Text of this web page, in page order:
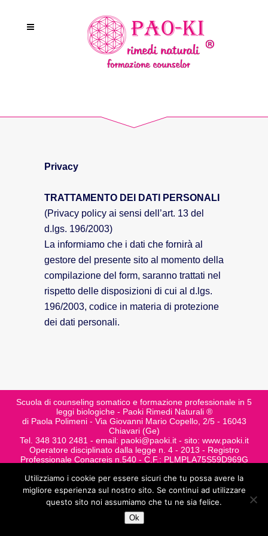
Privacy
TRATTAMENTO DEI DATI PERSONALI
(Privacy policy ai sensi dell’art. 13 del
d.lgs. 196/2003)
La informiamo che i dati che fornirà al
gestore del presente sito al momento della
compilazione del form, saranno trattati nel
rispetto delle disposizioni di cui al d.lgs.
196/2003, codice in materia di protezione
dei dati personali.
Scuola di counseling somatico e formazione professionale in 5
leggi biologiche - Paoki Rimedi Naturali ®
di Paola Polimeni - Via Giovanni Mario Copello, 2/5 - 16043
Chiavari (Ge)
Tel. 348 310 2481 - email: paoki@paoki.it - sito: www.paoki.it
Operatore disciplinato dalla legge n. 4 - 2013 - Registro
Professionale Conacreis n.540 - C.F.: PLMPLA75S59D969G
Utilizziamo i cookie per essere sicuri che tu possa avere la
migliore esperienza sul nostro sito. Se continui ad utilizzare
questo sito noi assumiamo che tu ne sia felice.
Ok